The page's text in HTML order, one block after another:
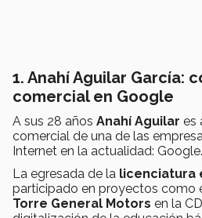
1. Anahí Aguilar García:
comercial en Google
A sus 28 años Anahí Aguilar es
comercial de una de las
Internet en la actualidad: Google.
La egresada de la licenciatura
participado en proyectos como
Torre General Motors en la